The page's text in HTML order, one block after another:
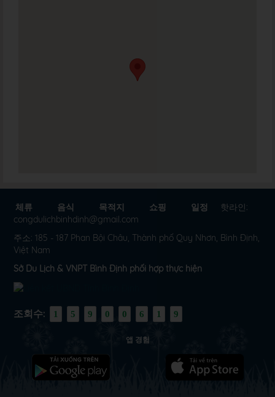
체류 음식 목적지 쇼핑 일정
핫라인:
congdulichbinhdinh@gmail.com
주소: 185 - 187 Phan Bội Châu, Thành phố Quy Nhơn, Bình Định,
Việt Nam
Sở Du Lịch & VNPT Bình Định phối hợp thực hiện
조회수: 1 5 9 0 0 6 1 9
앱 경험